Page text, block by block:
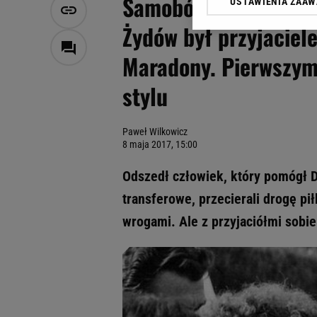
Samobójstwo Jorge
Żydów był
Maradony.
stylu
Paweł Wilkowicz
8 maja 2017, 15:00
Odszedł człowiek, który
transferowe, przecierali drogę
wrogami. Ale z przyjaciółmi
Klikając „Akceptuję”
Zaufanych Partnerów i
dotyczące plików
odnośnik „Ustawienia
plików cookie możliwa